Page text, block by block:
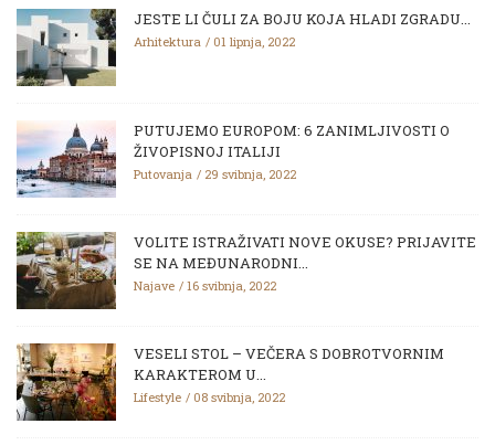
JESTE LI ČULI ZA BOJU KOJA HLADI ZGRADU...
Arhitektura 01 lipnja, 2022
PUTUJEMO EUROPOM: 6 ZANIMLJIVOSTI O
ŽIVOPISNOJ ITALIJI
Putovanja 29 svibnja, 2022
VOLITE ISTRAŽIVATI NOVE OKUSE? PRIJAVITE
SE NA MEĐUNARODNI...
Najave 16 svibnja, 2022
VESELI STOL – VEČERA S DOBROTVORNIM
KARAKTEROM U...
Lifestyle 08 svibnja, 2022